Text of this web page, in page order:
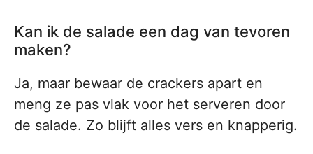
Kan ik de salade een dag van tevoren
maken?
Ja, maar bewaar de crackers apart en
meng ze pas vlak voor het serveren door
de salade. Zo blijft alles vers en knapperig.